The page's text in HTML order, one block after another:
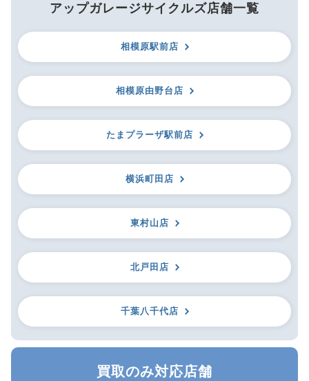
アップガレージサイクルズ店舗一覧
相模原駅前店
相模原由野台店
たまプラーザ駅前店
横浜町田店
東村山店
北戸田店
千葉八千代店
買取のみ対応店舗